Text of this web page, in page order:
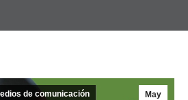
May
de comunicación